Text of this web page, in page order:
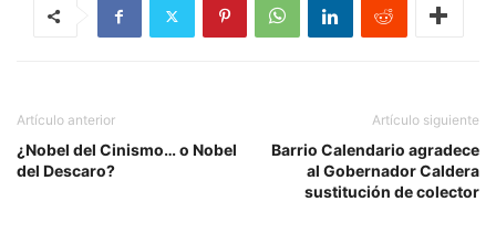
Artículo anterior
¿Nobel del Cinismo… o Nobel
del Descaro?
Artículo siguiente
Barrio Calendario agradece
al Gobernador Caldera
sustitución de colector